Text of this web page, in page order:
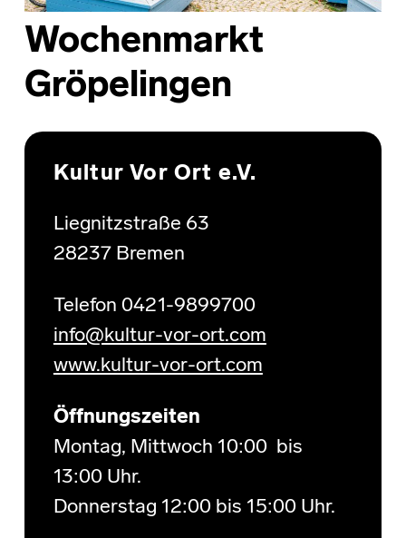
Wochenmarkt
Gröpelingen
Skip back to main navigation
Kultur Vor Ort e.V.
Liegnitzstraße 63
28237 Bremen
Telefon 0421-9899700
info@kultur-vor-ort.com
www.kultur-vor-ort.com
Öffnungszeiten
Montag, Mittwoch 10:00 bis
13:00 Uhr.
Donnerstag 12:00 bis 15:00 Uhr.